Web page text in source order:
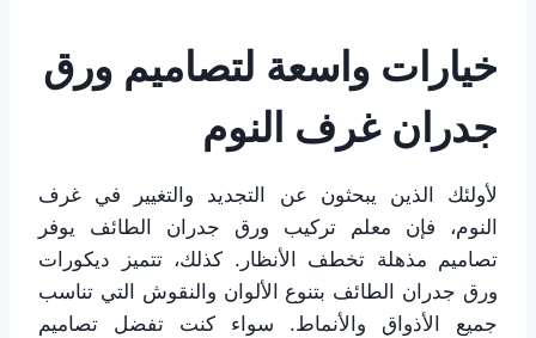
خيارات واسعة لتصاميم ورق
جدران غرف النوم
لأولئك الذين يبحثون عن التجديد والتغيير في غرف
النوم، فإن معلم تركيب ورق جدران الطائف يوفر
تصاميم مذهلة تخطف الأنظار. كذلك، تتميز ديكورات
ورق جدران الطائف بتنوع الألوان والنقوش التي تناسب
جميع الأذواق والأنماط. سواء كنت تفضل تصاميم